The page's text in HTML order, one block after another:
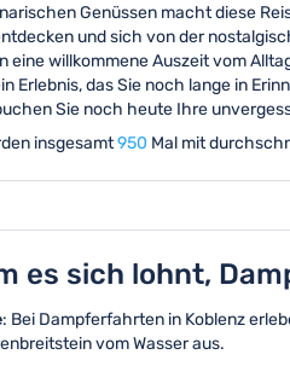
Genüssen macht diese
und sich von der
eine willkommene Auszeit vom
Erlebnis, das Sie noch lange in
Sie noch heute Ihre
insgesamt950 Mal mit
es sich lohnt,
: Bei Dampferfahrten in Koblenz
vom Wasser aus.